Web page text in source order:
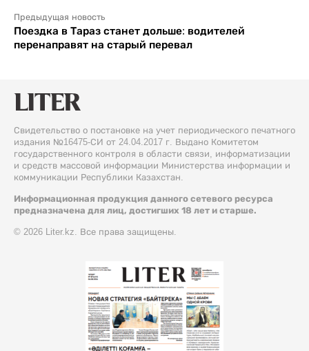
Предыдущая новость
Поездка в Тараз станет дольше: водителей
перенаправят на старый перевал
Свидетельство о постановке на учет периодического печатного
издания №16475-СИ от 24.04.2017 г. Выдано Комитетом
государственного контроля в области связи, информатизации
и средств массовой информации Министерства информации и
коммуникации Республики Казахстан.
Информационная продукция данного сетевого ресурса
предназначена для лиц, достигших 18 лет и старше.
© 2026 Liter.kz. Все права защищены.